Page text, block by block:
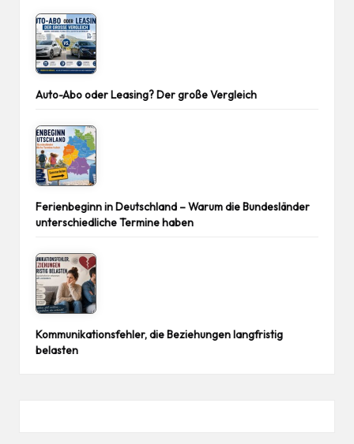
Auto-Abo oder Leasing? Der große Vergleich
Ferienbeginn in Deutschland – Warum die Bundesländer
unterschiedliche Termine haben
Kommunikationsfehler, die Beziehungen langfristig
belasten